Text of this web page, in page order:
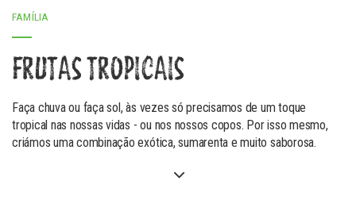
FAMÍLIA
FRUTAS TROPICAIS
Faça chuva ou faça sol, às vezes só precisamos de um toque
tropical nas nossas vidas - ou nos nossos copos. Por isso mesmo,
criámos uma combinação exótica, sumarenta e muito saborosa.